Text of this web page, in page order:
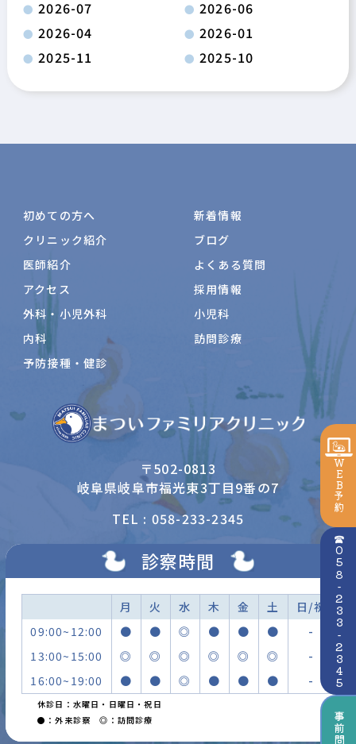
2026-07
2026-06
2026-04
2026-01
2025-11
2025-10
初めての方へ
クリニック紹介
医師紹介
アクセス
外科・小児外科
内科
予防接種・健診
新着情報
ブログ
よくある質問
採用情報
小児科
訪問診療
〒502-0813
岐阜県岐阜市福光東3丁目9番の7
TEL : 058-233-2345
診察時間
月 火 水 木 金 土
日/祝
09:00~12:00
● ● ◎ ● ● ●
-
13:00~15:00
◎ ◎ ◎ ◎ ◎ ◎
-
16:00~19:00
● ● ◎ ● ● ● -
休診日：水曜日・日曜日・祝日
●：外来診察 ◎：訪問診療
WEB予約
☎058-233-2345